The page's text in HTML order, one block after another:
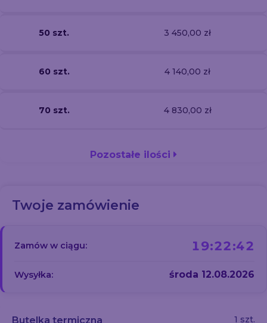
50 szt. 3 450,00 zł
60 szt. 4 140,00 zł
70 szt. 4 830,00 zł
Pozostałe ilości
Twoje zamówienie
Zamów w ciągu: 19:22:41
Wysyłka: środa 12.08.2026
Butelka termiczna 1 szt.